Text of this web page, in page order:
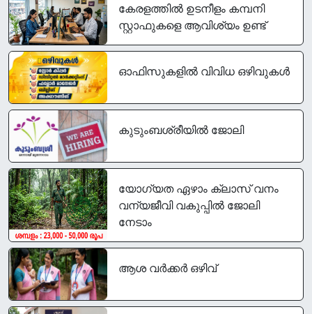
കേരളത്തിൽ ഉടനീളം കമ്പനി
സ്റ്റാഫുകളെ ആവിശ്യം ഉണ്ട്
ഓഫിസുകളിൽ വിവിധ ഒഴിവുകൾ
കുടുംബശ്രീയിൽ ജോലി
യോഗ്യത ഏഴാം ക്ലാസ് വനം
വന്യജീവി വകുപ്പിൽ ജോലി
നേടാം
ആശ വർക്കർ ഒഴിവ്